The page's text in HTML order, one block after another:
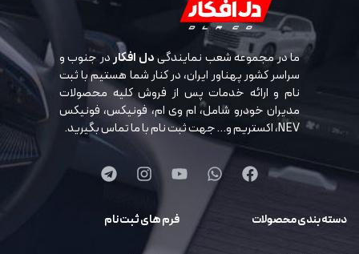
ما در مجموعه شعب نمایندگیدل افکاردر جنوب و
سراسر کشور پهناور ایران، در کنار شما هستیم با ثبت
نام و ارائه خدمات پس از فروش کلیه محصولات
مدیران خودرو شامل، ام وی ام، فونیکس، فونیکس
NEV، اکستریم و… جهت ثبت نام با ما تماس بگیرید.
دسته بندی محصولات فرم های ثبت نام